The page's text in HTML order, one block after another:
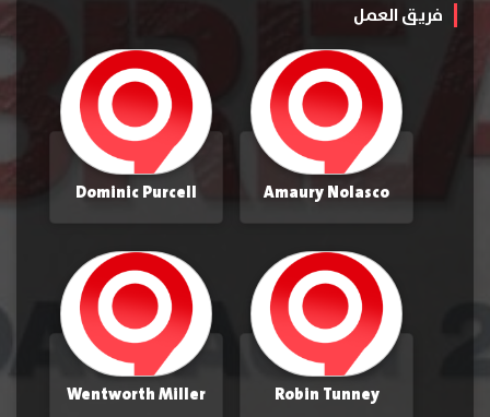
فريق العمل
Amaury Nolasco
Dominic Purcell
Robin Tunney
Wentworth Miller